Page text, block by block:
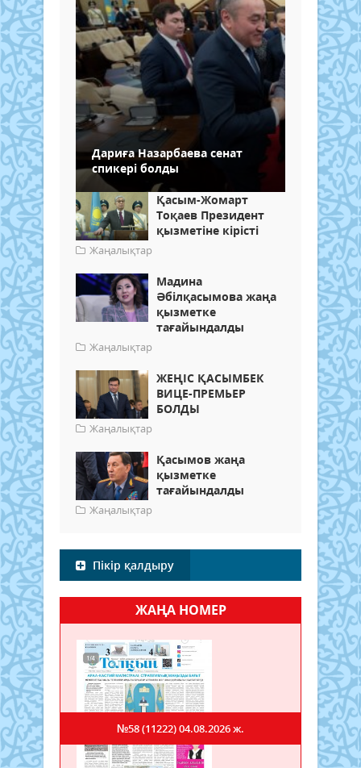
Дариға Назарбаева сенат
спикері болды
Қасым-Жомарт
Тоқаев Президент
қызметіне кірісті
Жаңалықтар
Мадина
Әбілқасымова жаңа
қызметке
тағайындалды
Жаңалықтар
ЖЕҢІС ҚАСЫМБЕК
ВИЦЕ-ПРЕМЬЕР
БОЛДЫ
Жаңалықтар
Қасымов жаңа
қызметке
тағайындалды
Жаңалықтар
Пікір қалдыру
ЖАҢА НОМЕР
№58 (11222)04.08.2026 ж.